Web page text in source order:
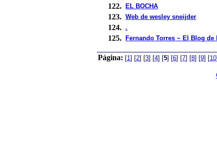
122. EL BOCHA
123. Web de wesley sneijder
124. .
125. Fernando Torres ~ El Blog de
Página: [1] [2] [3] [4] [5] [6] [7] [8] [9] [10